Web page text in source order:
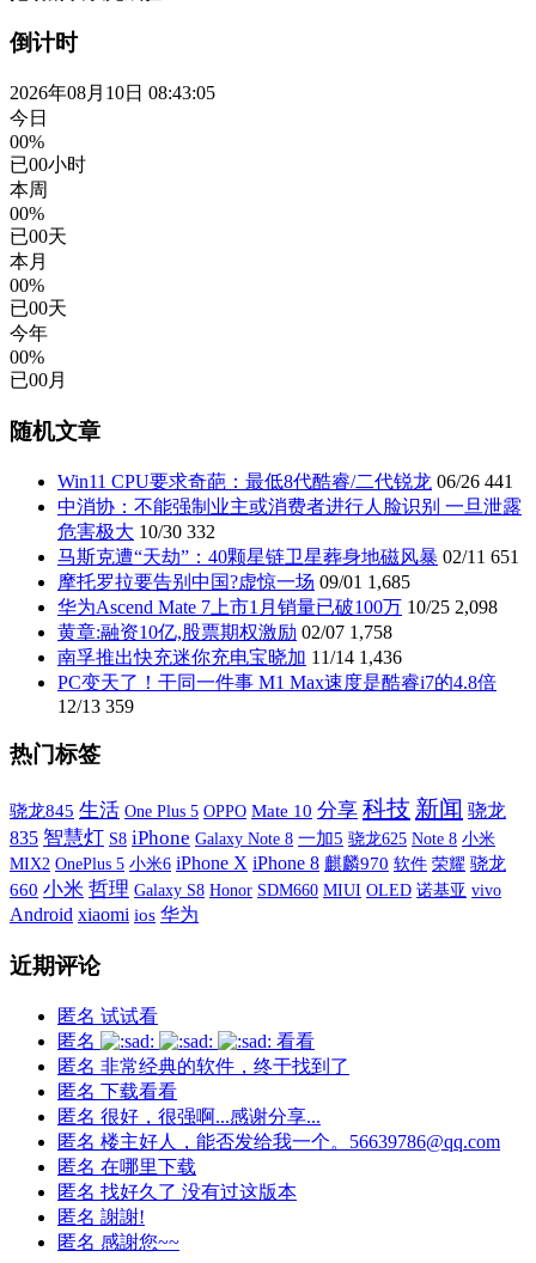
倒计时
2026年08月10日 08:43:06
今日
00%
已00小时
本周
00%
已00天
本月
00%
已00天
今年
00%
已00月
随机文章
Win11 CPU要求奇葩：最低8代酷睿/二代锐龙 06/26 441
中消协：不能强制业主或消费者进行人脸识别 一旦泄露
危害极大 10/30 332
马斯克遭“天劫”：40颗星链卫星葬身地磁风暴 02/11 651
摩托罗拉要告别中国?虚惊一场 09/01 1,685
华为Ascend Mate 7上市1月销量已破100万 10/25 2,098
黄章:融资10亿,股票期权激励 02/07 1,758
南孚推出快充迷你充电宝晓加 11/14 1,436
PC变天了！干同一件事 M1 Max速度是酷睿i7的4.8倍
12/13 359
热门标签
骁龙845 生活 One Plus 5 OPPO Mate 10 分享 科技 新闻 骁龙
835 智慧灯 S8 iPhone Galaxy Note 8 一加5 骁龙625 Note 8 小米
MIX2 OnePlus 5 小米6 iPhone X iPhone 8 麒麟970 软件 荣耀 骁龙
660 小米 哲理 Galaxy S8 Honor SDM660 MIUI OLED 诺基亚 vivo
Android xiaomi ios 华为
近期评论
匿名 试试看
匿名
看看
匿名 非常经典的软件，终于找到了
匿名 下载看看
匿名 很好，很强啊...感谢分享...
匿名 楼主好人，能否发给我一个。56639786@qq.com
匿名 在哪里下载
匿名 找好久了 没有过这版本
匿名 謝謝!
匿名 感謝您~~